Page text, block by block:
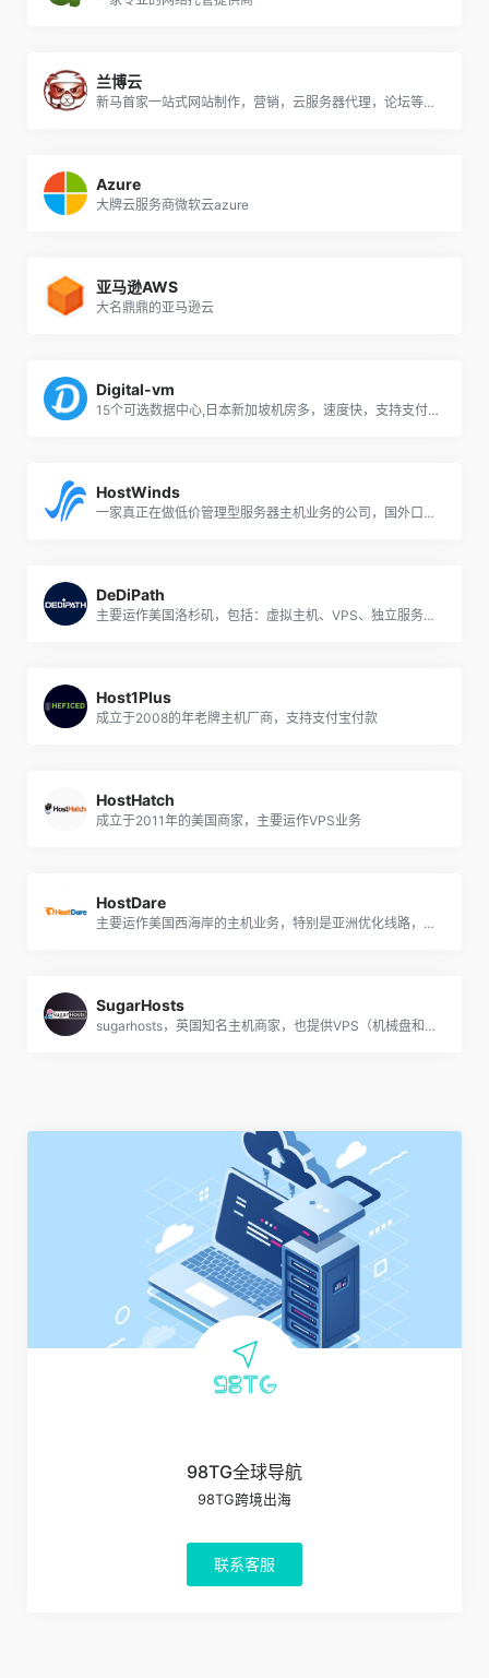
兰博云
新马首家一站式网站制作，营销，云服务器代理，论坛等一站式推广公司
Azure
大牌云服务商微软云azure
亚马逊AWS
大名鼎鼎的亚马逊云
Digital-vm
15个可选数据中心,日本新加坡机房多，速度快，支持支付宝付款
HostWinds
一家真正在做低价管理型服务器主机业务的公司，国外口碑好到爆炸！
DeDiPath
主要运作美国洛杉矶，包括：虚拟主机、VPS、独立服务器，尤其是VPS，配置高（大内存、大硬盘、大流量），价格低，还有Windows系统；支持支付宝、PayPal等付款
Host1Plus
成立于2008的年老牌主机厂商，支持支付宝付款
HostHatch
成立于2011年的美国商家，主要运作VPS业务
HostDare
主要运作美国西海岸的主机业务，特别是亚洲优化线路，支持支付宝付款
SugarHosts
sugarhosts，英国知名主机商家，也提供VPS（机械盘和SSD，基于XEN，也有windows），洛杉矶、香港、台湾机房.网站支持中文，方便
98TG全球导航
98TG跨境出海
联系客服